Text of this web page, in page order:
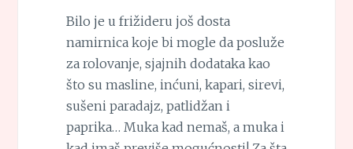
Bilo je u frižideru još dosta
namirnica koje bi mogle da posluže
za rolovanje, sjajnih dodataka kao
što su masline, inćuni, kapari, sirevi,
sušeni paradajz, patlidžan i
paprika… Muka kad nemaš, a muka i